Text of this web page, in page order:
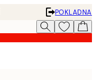
POKLADNA